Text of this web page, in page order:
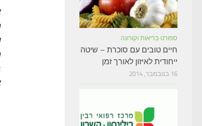
ספורט בריאות וקורונה
חיים טובים עם סוכרת – שיטה
ייחודית לאיזון לאורך זמן
16 בנובמבר, 2014